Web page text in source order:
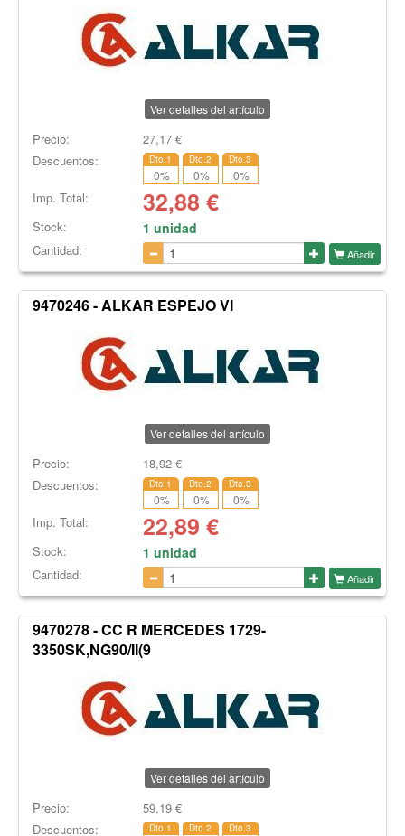
Ver detalles del artículo
Precio: 27,17€
Descuentos:
Dto.1
0%
Dto.2
0%
Dto.3
0%
Imp. Total: 32,88 €
Stock: 1 unidad
Cantidad: Añadir
9470246 - ALKAR ESPEJO VI
Ver detalles del artículo
Precio: 18,92€
Descuentos:
Dto.1
0%
Dto.2
0%
Dto.3
0%
Imp. Total: 22,89 €
Stock: 1 unidad
Cantidad: Añadir
9470278 - CC R MERCEDES 1729-
3350SK,NG90/II(9
Ver detalles del artículo
Precio: 59,19€
Descuentos:
Dto.1 Dto.2 Dto.3